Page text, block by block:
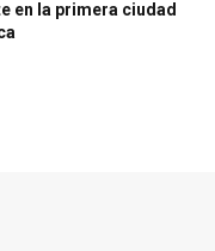
en la primera ciudad